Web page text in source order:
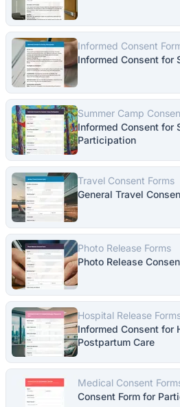
Informed Consent
Informed Consent for
Summer Camp
Informed Consent for
Participation
Travel Consent Forms
General Travel
Photo Release Forms
Photo Release
Hospital Release
Informed Consent for
Postpartum Care
Medical Consent
Consent Form for